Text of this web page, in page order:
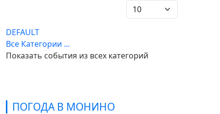
ПОГОДА В МОНИНО
DEFAULT
Все Категории ...
Показать события из всех категорий